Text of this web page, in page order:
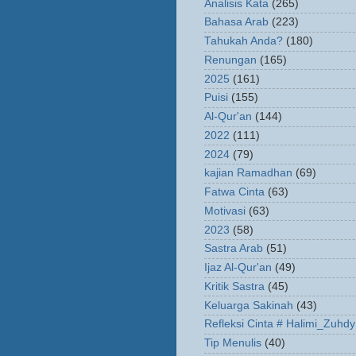
Analisis Kata (265)
Bahasa Arab (223)
Tahukah Anda? (180)
Renungan (165)
2025 (161)
Puisi (155)
Al-Qur'an (144)
2022 (111)
2024 (79)
kajian Ramadhan (69)
Fatwa Cinta (63)
Motivasi (63)
2023 (58)
Sastra Arab (51)
Ijaz Al-Qur'an (49)
Kritik Sastra (45)
Keluarga Sakinah (43)
Refleksi Cinta # Halimi_Zuhdy
Tip Menulis (40)